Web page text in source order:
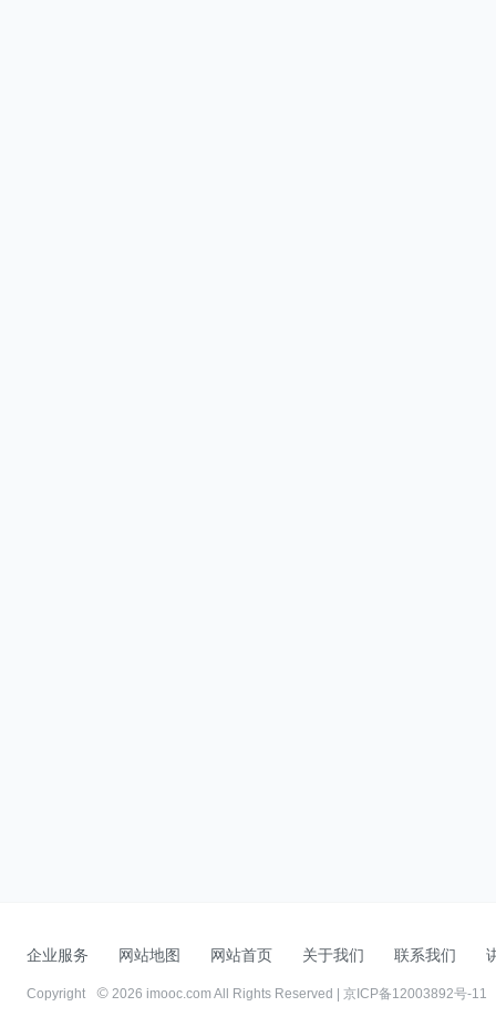
企业服务 网站地图 网站首页 关于我们 联系我们
Copyright 2026 imooc.com All Rights Reserved | 京ICP备12003892号-11